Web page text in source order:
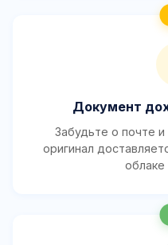
Документ
Забудьте о почте
оригинал
облаке